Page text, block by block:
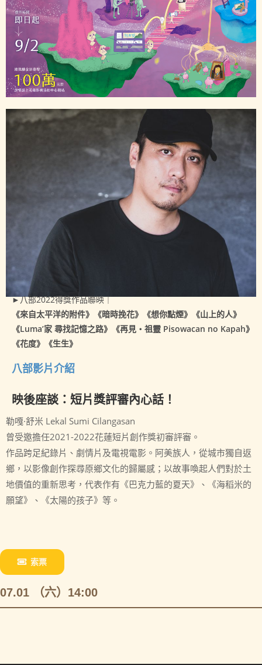
►八部2022得獎作品聯映｜
《來自太平洋的附件》
《暗時挽花》 《想你點煙》
《山上的人》
《Luma’家 尋找記憶之路》
《再見‧祖靈 Pisowacan no Kapah》
《花度》《生生》
八部影片介紹
映後座談：短片獎評審內心話！
勒嘎·舒米 Lekal Sumi Cilangasan
曾受邀擔任2021-2022花蓮短片創作獎初審評審。
作品跨足紀錄片、劇情片及電視電影。阿美族人，從城市獨自返
鄉，以影像創作探尋原鄉文化的歸屬感；以故事喚起人們對於土
地價值的重新思考，代表作有《巴克力藍的夏天》、《海稻米的
願望》、《太陽的孩子》等。
索票
07.01 （六）14:00